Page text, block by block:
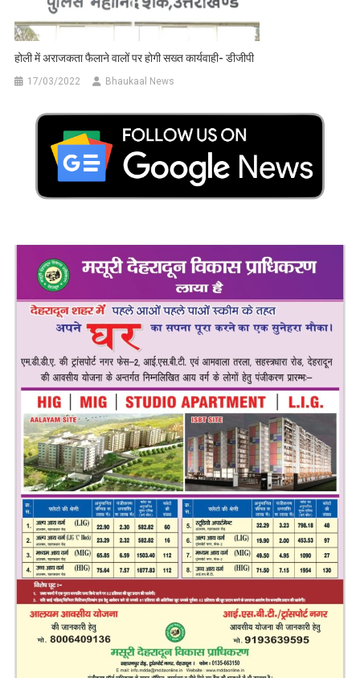
होली में अराजकता फैलाने वालों पर होगी सख्त कार्यवाही- डीजीपी
17/03/2022 Bhaukaal News